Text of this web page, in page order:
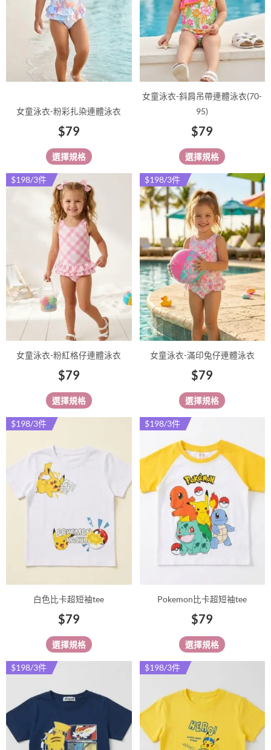
女童泳衣-粉彩扎染連體泳衣
$79
選擇規格
款
式。
可
在
產
面
選
擇
選
女童泳衣-斜肩吊帶連體泳衣(70-
95)
$79
選擇規格
款
式。
可
產
頁
面
選
擇
選
$198/3件
女童泳衣-粉紅格仔連體泳衣
$79
選擇規格
此
產
品
有
多
種
款
式。
可
在
產
頁
面
選
擇
$198/3件
女童泳衣-滿印兔仔連體泳衣
$79
選擇規格
產
品
有
多
種
款
式。
可
在
產
頁
面
選
擇
$198/3件
白色比卡超短袖tee
$79
選擇規格
品
多
式。
可
頁
面
選
擇
$198/3件
Pokemon比卡超短袖tee
$79
選擇規格
品
多
種
款
式。
可
頁
面
選
擇
$198/3件
品
多
種
$198/3件
多
種